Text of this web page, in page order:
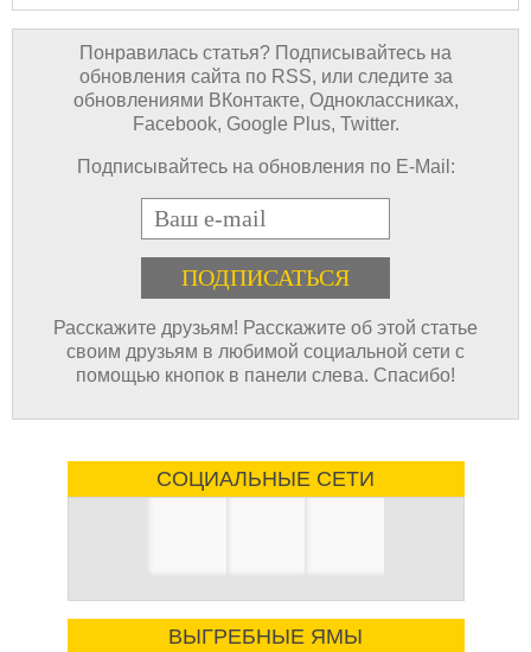
Понравилась статья? Подписывайтесь на
обновления сайта по RSS, или следите за
обновлениями ВКонтакте, Одноклассниках,
Facebook, Google Plus, Twitter.
Подписывайтесь на обновления по E-Mail:
E-mail
Расскажите друзьям! Расскажите об этой статье
своим друзьям в любимой социальной сети с
помощью кнопок в панели слева. Спасибо!
СОЦИАЛЬНЫЕ СЕТИ
ВЫГРЕБНЫЕ ЯМЫ